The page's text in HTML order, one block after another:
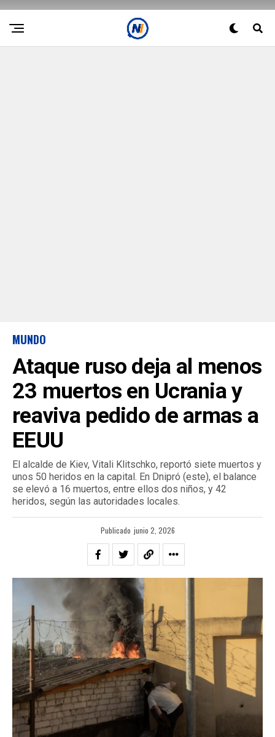
MUNDO
Ataque ruso deja al menos
23 muertos en Ucrania y
reaviva pedido de armas a
EEUU
El alcalde de Kiev, Vitali Klitschko, reportó siete muertos y
unos 50 heridos en la capital. En Dnipró (este), el balance
se elevó a 16 muertos, entre ellos dos niños, y 42
heridos, según las autoridades locales.
Publicado junio 2, 2026